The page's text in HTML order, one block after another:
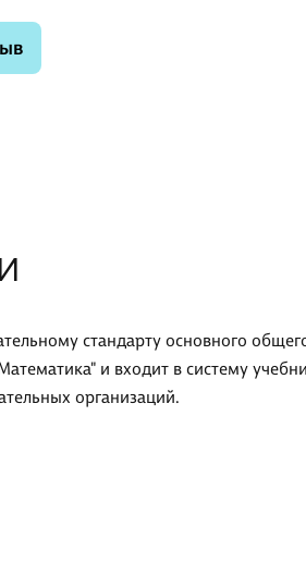
стандарту основного
и входит в систему
организаций.